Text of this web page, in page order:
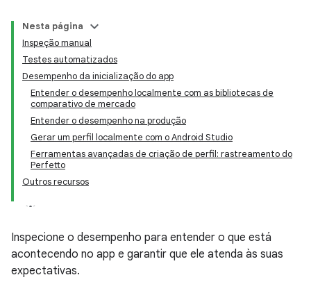
Nesta página
Inspeção manual
Testes automatizados
Desempenho da inicialização do app
Entender o desempenho localmente com as bibliotecas de
comparativo de mercado
Entender o desempenho na produção
Gerar um perfil localmente com o Android Studio
Ferramentas avançadas de criação de perfil: rastreamento do
Perfetto
Outros recursos
Inspecione o desempenho para entender o que está
acontecendo no app e garantir que ele atenda às suas
expectativas.